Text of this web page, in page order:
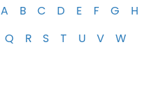
A B C D E F G
H
Q R S T U V
W